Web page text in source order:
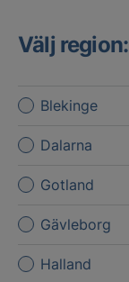
Välj region:
Blekinge
Dalarna
Gotland
Gävleborg
Halland